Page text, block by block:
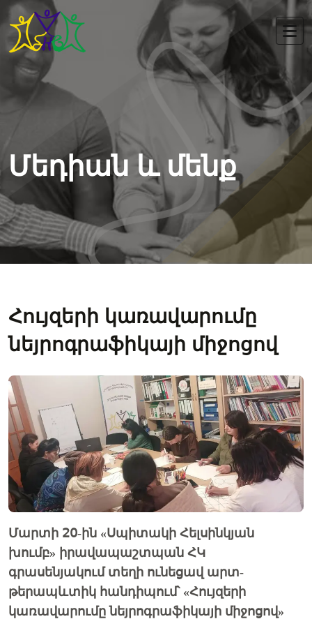
Մեդիան և մենք
Հույզերի կառավարումը
նեյրոգրաֆիկայի միջոցով
Մարտի 20-ին «Սպիտակի Հելսինկյան
խումբ» իրավապաշտպան ՀԿ
գրասենյակում տեղի ունեցավ արտ-
թերապևտիկ հանդիպում՝ «Հույզերի
կառավարումը նեյրոգրաֆիկայի միջոցով»